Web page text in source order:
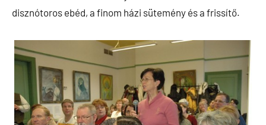
disznótoros ebéd, a finom házi sütemény és a frissítő.